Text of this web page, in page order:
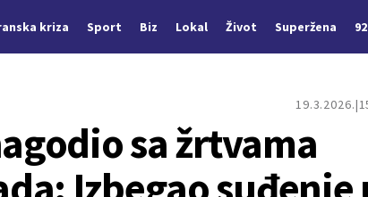
kriza Sport Biz Lokal Život Superžena
19.3.2026.
sa žrtvama